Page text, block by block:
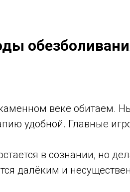
веке обитаем.
удобной. Главные
в сознании, но
далёким и